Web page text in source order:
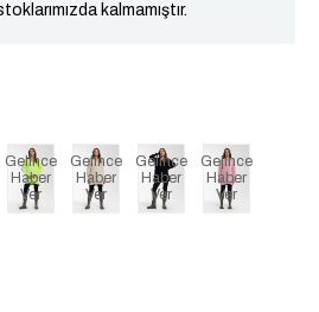
kalmamıştır.
Gelince
Haber
Ver
Gelince
Haber
Ver
Gelince
Haber
Ver
Gelince
Haber
Ver